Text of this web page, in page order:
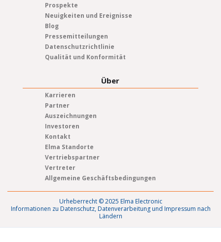
Prospekte
Neuigkeiten und Ereignisse
Blog
Pressemitteilungen
Datenschutzrichtlinie
Qualität und Konformität
Über
Karrieren
Partner
Auszeichnungen
Investoren
Kontakt
Elma Standorte
Vertriebspartner
Vertreter
Allgemeine Geschäftsbedingungen
Urheberrecht © 2025 Elma Electronic
Informationen zu Datenschutz, Datenverarbeitung und Impressum nach
Ländern